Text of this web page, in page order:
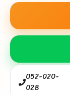
052-020-
028